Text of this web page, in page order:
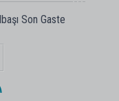
Son Gaste